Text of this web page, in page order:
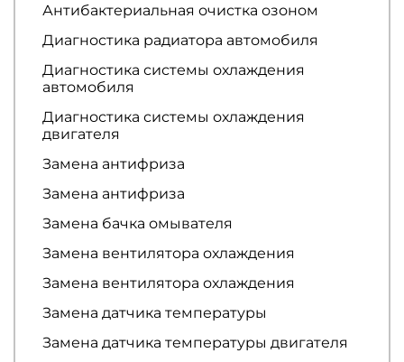
Антибактериальная очистка озоном
Диагностика радиатора автомобиля
Диагностика системы охлаждения
автомобиля
Диагностика системы охлаждения
двигателя
Замена антифриза
Замена антифриза
Замена бачка омывателя
Замена вентилятора охлаждения
Замена вентилятора охлаждения
Замена датчика температуры
Замена датчика температуры двигателя